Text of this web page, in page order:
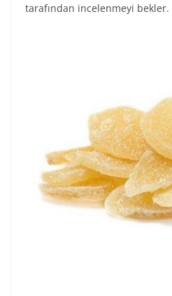
tarafından incelenmeyi bekler.